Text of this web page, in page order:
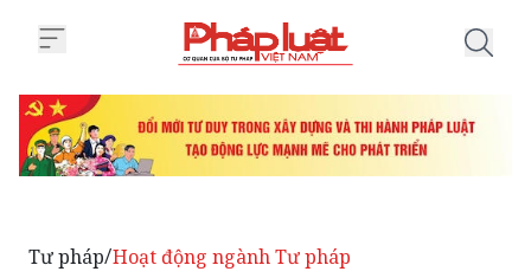
Tư pháp/Hoạt động ngành Tư pháp